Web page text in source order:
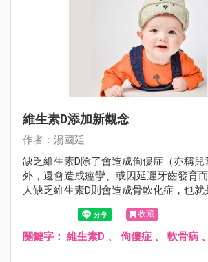
維生素D添加新觀念
作者：湯國廷
缺乏維生素D除了會造成佝僂症（亦稱兒
外，還會造成痙攣、或因延遲牙齒發育
人缺乏維生素D則會造成骨軟化症，也就
收藏
關鍵字： 維生素D 、 佝僂症 、 軟骨病 、